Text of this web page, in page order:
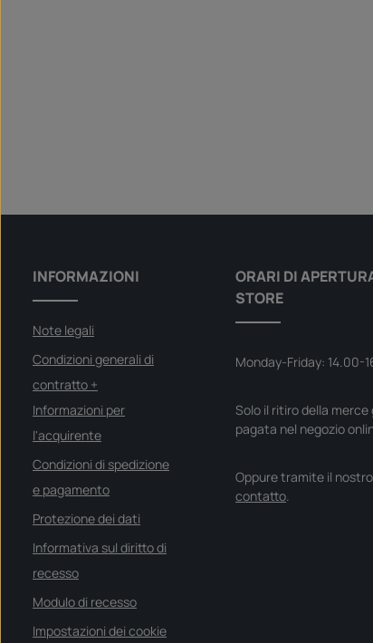
INFORMAZIONI
Note legali
Condizioni generali di
contratto +
Informazioni per
l'acquirente
Condizioni di spedizione
e pagamento
Protezione dei dati
Informativa sul diritto di
recesso
Modulo di recesso
Impostazioni dei cookie
ORARI DI
STORE
Monday-Friday: 14.00-
Solo il ritiro della
pagata nel negozio
Oppure tramite il nostro
contatto.